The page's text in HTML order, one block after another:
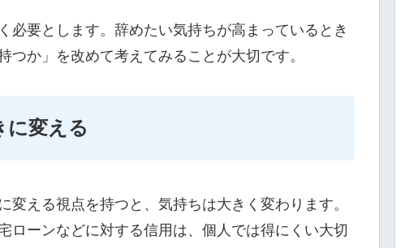
必要とします。辞めたい気持ちが高まっているとき
か」を改めて考えてみることが大切です。
に変える
える視点を持つと、気持ちは大きく変わります。
ローンなどに対する信用は、個人では得にくい大切